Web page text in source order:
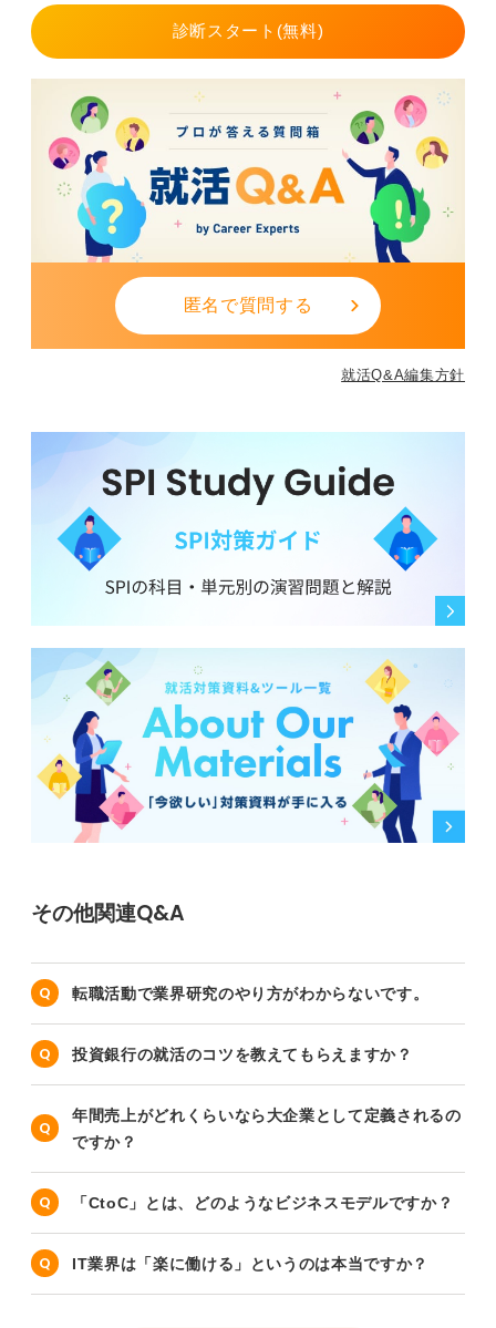
診断スタート(無料)
匿名で質問する
就活Q&A編集方針
その他関連Q&A
転職活動で業界研究のやり方がわからないです。
投資銀行の就活のコツを教えてもらえますか？
年間売上がどれくらいなら大企業として定義されるの
ですか？
「CtoC」とは、どのようなビジネスモデルですか？
IT業界は「楽に働ける」というのは本当ですか？